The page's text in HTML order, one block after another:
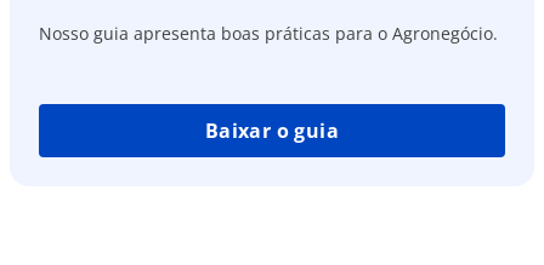
Nosso guia apresenta boas práticas para o Agronegócio.
Baixar o guia